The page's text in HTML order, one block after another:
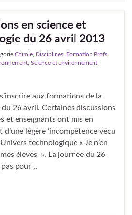
en science et
du 26 avril 2013
Chimie Disciplines Formation Profs
Science et environnement
aux formations de la
26 avril. Certaines discussions
et enseignants ont mis en
légère ’incompétence vécu
technologique « Je n’en
élèves! ». La journée du 26
pas pour …